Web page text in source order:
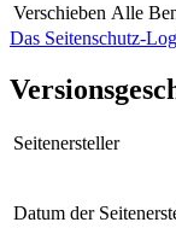
Verschieben Alle
Das Seitenschutz-
Seitenersteller
Datum der